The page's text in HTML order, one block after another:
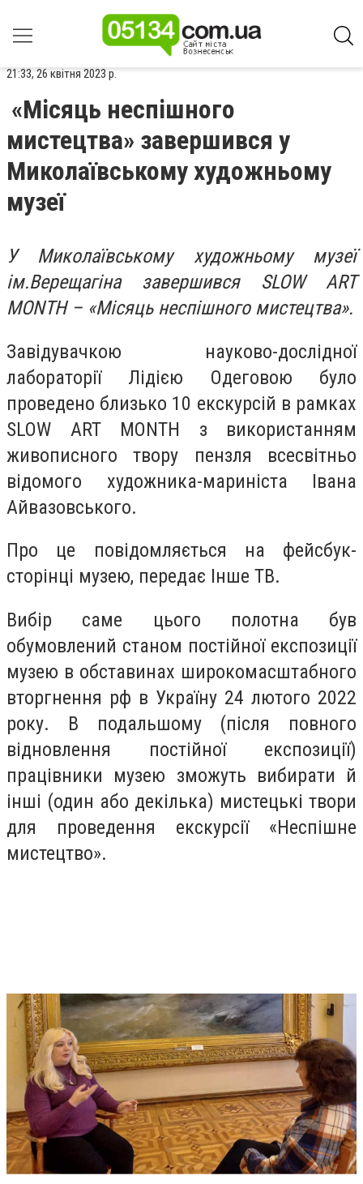
21:33, 26 квітня 2023 р.
«Місяць неспішного
мистецтва» завершився у
Миколаївському художньому
музеї
У Миколаївському художньому музеї
ім.Верещагіна завершився SLOW ART
MONTH – «Місяць неспішного мистецтва».
Завідувачкою науково-дослідної
лабораторії Лідією Одеговою було
проведено близько 10 екскурсій в рамках
SLOW ART MONTH з використанням
живописного твору пензля всесвітньо
відомого художника-мариніста Івана
Айвазовського.
Про це повідомляється на фейсбук-
сторінці музею, передає Інше ТВ.
Вибір саме цього полотна був
обумовлений станом постійної експозиції
музею в обставинах широкомасштабного
вторгнення рф в Україну 24 лютого 2022
року. В подальшому (після повного
відновлення постійної експозиції)
працівники музею зможуть вибирати й
інші (один або декілька) мистецькі твори
для проведення екскурсії «Неспішне
мистецтво».